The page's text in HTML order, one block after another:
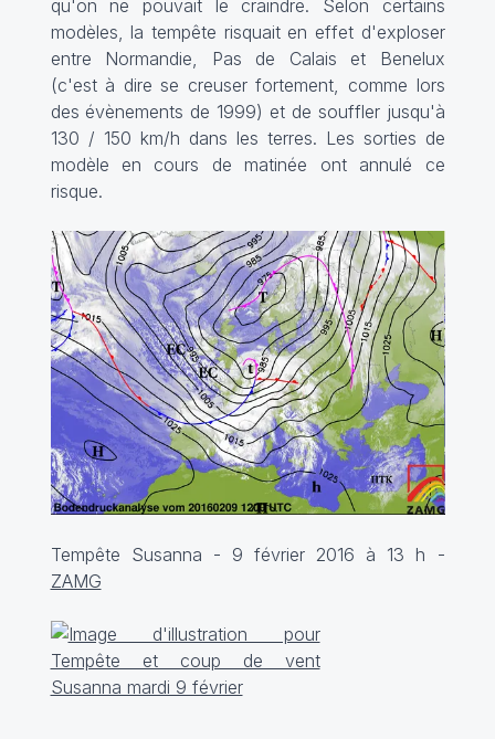
qu'on ne pouvait le craindre. Selon certains
modèles, la tempête risquait en effet d'exploser
entre Normandie, Pas de Calais et Benelux
(c'est à dire se creuser fortement, comme lors
des évènements de 1999) et de souffler jusqu'à
130 / 150 km/h dans les terres. Les sorties de
modèle en cours de matinée ont annulé ce
risque.
Tempête Susanna - 9 février 2016 à 13 h -
ZAMG